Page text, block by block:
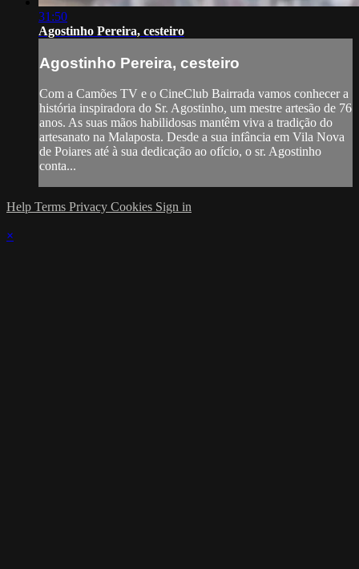
31:50
Agostinho Pereira, cesteiro
Agostinho Pereira, cesteiro
Com a Camões TV e o CineClub Bairrada vamos conhecer a
história inspiradora do Sr. Agostinho, um mestre artesão de 76
anos. As suas mãos habilidosas mantêm viva a tradição do
artesanato na Malaposta. Desde a sua infância em Vila Nova
de Poiares até à sua dedicação ao ofício, o sr. Agostinho
conta...
Help Terms Privacy Cookies Sign in
×